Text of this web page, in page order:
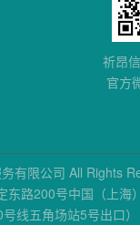
祈昂信息
官方微
有限公司 All Rights
东路200号中国（上海
号线五角场站5号出口